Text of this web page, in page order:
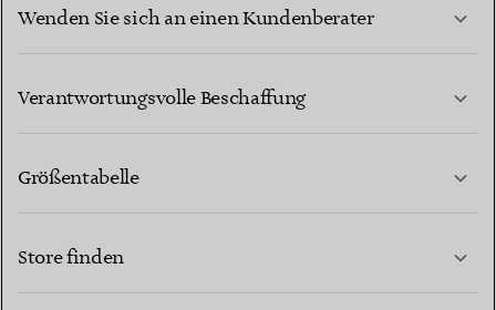
Wenden Sie sich an einen Kundenberater
Verantwortungsvolle Beschaffung
Größentabelle
Store finden